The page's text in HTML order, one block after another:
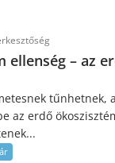
ellenség – az
tűnhetnek,
az erdő